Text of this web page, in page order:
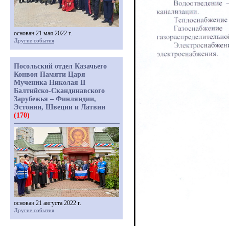
основан 21 мая 2022 г.
Другие события
Посольский отдел Казачьего
Конвоя Памяти Царя
Мученика Николая II
Балтийско-Скандинавского
Зарубежья – Финляндии,
Эстонии, Швеции и Латвии
(170)
основан 21 августа 2022 г.
Другие события